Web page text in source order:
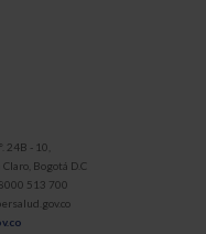
24B - 10,
Bogotá D.C
513 700